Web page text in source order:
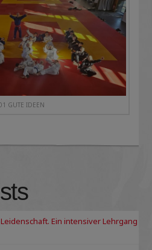
GUTE IDEEN
Ein intensiver Lehrgang